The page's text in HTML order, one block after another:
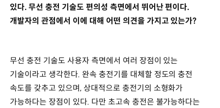
있다. 무선 충전 기술도 편의성 측면에서 뛰어난 편이다.
개발자의 관점에서 이에 대해 어떤 의견을 가지고 있는가?
무선 충전 기술도 사용자 측면에서 여러 장점이 있는
기술이라고 생각한다. 완속 충전기를 대체할 정도의 충전
속도를 갖추고 있으며, 상대적으로 충전기의 소형화가
가능하다는 장점이 있다. 다만 초고속 충전은 불가능하다는